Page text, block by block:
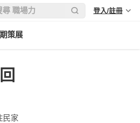
登入/註冊
策展
民家